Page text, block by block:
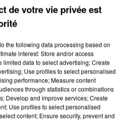
FRANCE LANCE UN ÉLAN
de votre vie privée est
the following data processing based on
interest: Store and/or access
limited data to select advertising; Create
Use profiles to select personalised
performance; Measure content
through statistics or combinations
Develop and improve services; Create
Use profiles to select personalised
content; Ensure security, prevent and